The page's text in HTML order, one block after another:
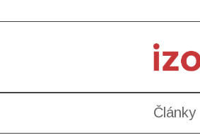
Články